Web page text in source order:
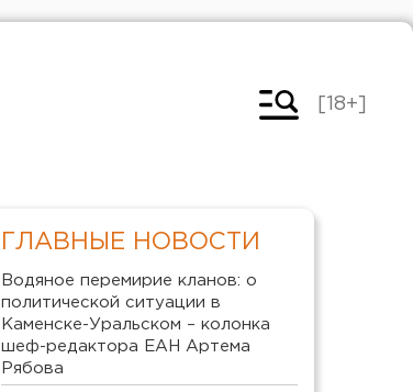
[18+]
ГЛАВНЫЕ НОВОСТИ
Водяное перемирие кланов: о
политической ситуации в
Каменске-Уральском – колонка
шеф-редактора ЕАН Артема
Рябова